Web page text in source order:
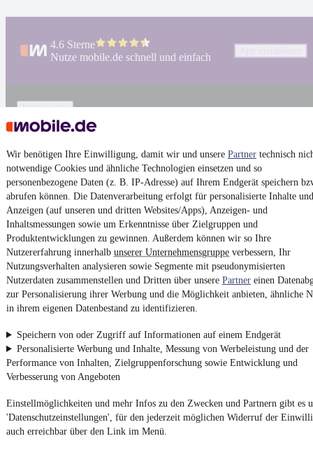
Wir benötigen Ihre Einwilligung, damit wir und unsere Partner technisch
notwendige Cookies und ähnliche Technologien einsetzen und so
personenbezogene Daten (z. B. IP-Adresse) auf Ihrem Endgerät speichern
abrufen können. Die Datenverarbeitung erfolgt für personalisierte Inhalte und
Anzeigen (auf unseren und dritten Websites/Apps), Anzeigen- und
Inhaltsmessungen sowie um Erkenntnisse über Zielgruppen und
Produktentwicklungen zu gewinnen. Außerdem können wir so Ihre
Nutzererfahrung innerhalb unserer Unternehmensgruppe verbessern, Ihr
Nutzungsverhalten analysieren sowie Segmente mit pseudonymisierten
Nutzerdaten zusammenstellen und Dritten über unsere Partner einen
zur Personalisierung ihrer Werbung und die Möglichkeit anbieten, ähnliche
in ihrem eigenen Datenbestand zu identifizieren.
Speichern von oder Zugriff auf Informationen auf einem Endgerät
Personalisierte Werbung und Inhalte, Messung von Werbeleistung und der
Performance von Inhalten, Zielgruppenforschung sowie Entwicklung und
Verbesserung von Angeboten
Einstellmöglichkeiten und mehr Infos zu den Zwecken und Partnern gibt es
'Datenschutzeinstellungen', für den jederzeit möglichen Widerruf der
auch erreichbar über den Link im Menü.
4.6 Sterne
Nutze mobile.de schnell und einfach
Impressum
AGB
Vertrag widerrufen
Datenschutz
Datenschutzeinstellungen
Erklärung zur Barrierefreiheit
Report Security Vulnerability (English)
Powered by
Weitere Fahrzeuge gibt es auf mobile.de, dem Marktplatz für